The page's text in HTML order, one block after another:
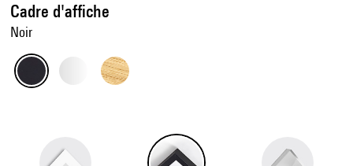
Cadre d'affiche
Noir